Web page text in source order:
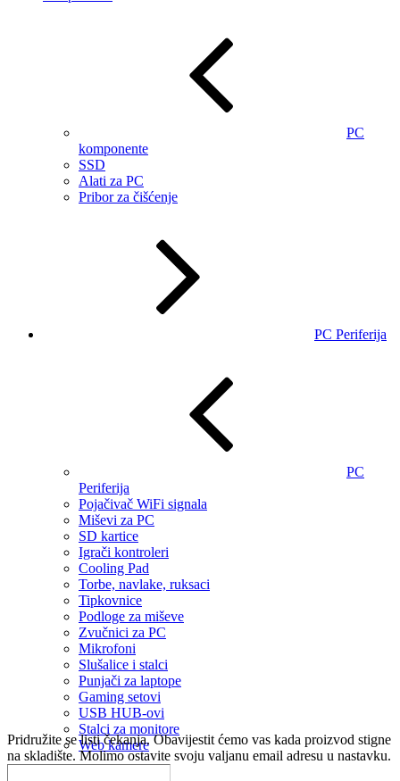
PC
komponente
SSD
Alati za PC
Pribor za čišćenje
PC Periferija
PC
Periferija
Pojačivač WiFi signala
Miševi za PC
SD kartice
Igrači kontroleri
Cooling Pad
Torbe, navlake, ruksaci
Tipkovnice
Podloge za miševe
Zvučnici za PC
Mikrofoni
Slušalice i stalci
Punjači za laptope
Gaming setovi
USB HUB-ovi
Stalci za monitore
Web kamere
Pridružite se listi čekanja. Obavijestit ćemo vas kada proizvod stigne
na skladište. Molimo ostavite svoju valjanu email adresu u nastavku.